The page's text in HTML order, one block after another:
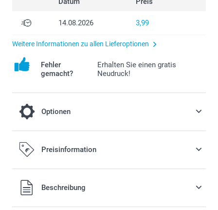
14.08.2026 3,99
Weitere Informationen zu allen Lieferoptionen
Fehler
gemacht?
Erhalten Sie einen gratis
Neudruck!
Optionen
Füllen Sie Ihre Gastgeschenke mit
Süssigkeiten!
Ab 7,00/Stück
Preisinformation
Alle Preise verstehen sich in EURO (€) inkl. MwSt. und zzgl.
Versandkosten.Beschreibung